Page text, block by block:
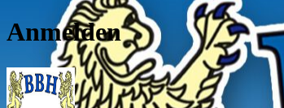
Anmelden
Berufsverband